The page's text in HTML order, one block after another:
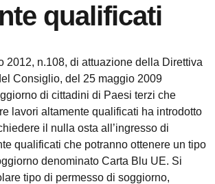
qualificati
2012, n.108, di attuazione della Direttiva
Consiglio, del 25 maggio 2009
di cittadini di Paesi terzi che
lavori altamente qualificati ha introdotto
il nulla osta all’ingresso di
qualificati che potranno ottenere un tipo
denominato Carta Blu UE. Si
tipo di permesso di soggiorno,